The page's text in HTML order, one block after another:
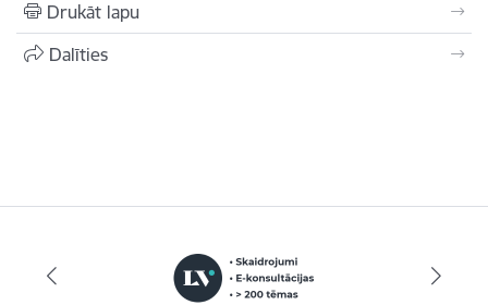
Drukāt lapu
Dalīties